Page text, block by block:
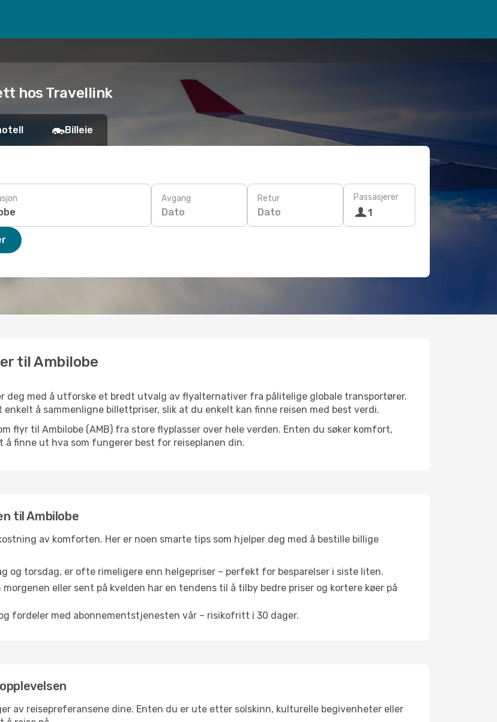
hos Travellink
Billeie
Avgang
Dato
Retur
Dato
Passasjerer
1
til Ambilobe
deg med å utforske et bredt utvalg av flyalternativer fra pålitelige globale transportører.
å sammenligne billettpriser, slik at du enkelt kan finne reisen med best verdi.
flyr til Ambilobe (AMB) fra store flyplasser over hele verden. Enten du søker komfort,
finne ut hva som fungerer best for reiseplanen din.
til Ambilobe
av komforten. Her er noen smarte tips som hjelper deg med å bestille billige
og torsdag, er ofte rimeligere enn helgepriser – perfekt for besparelser i siste liten.
eller sent på kvelden har en tendens til å tilby bedre priser og kortere køer på
fordeler med abonnementstjenesten vår – risikofritt i 30 dager.
av reisepreferansene dine. Enten du er ute etter solskinn, kulturelle begivenheter eller